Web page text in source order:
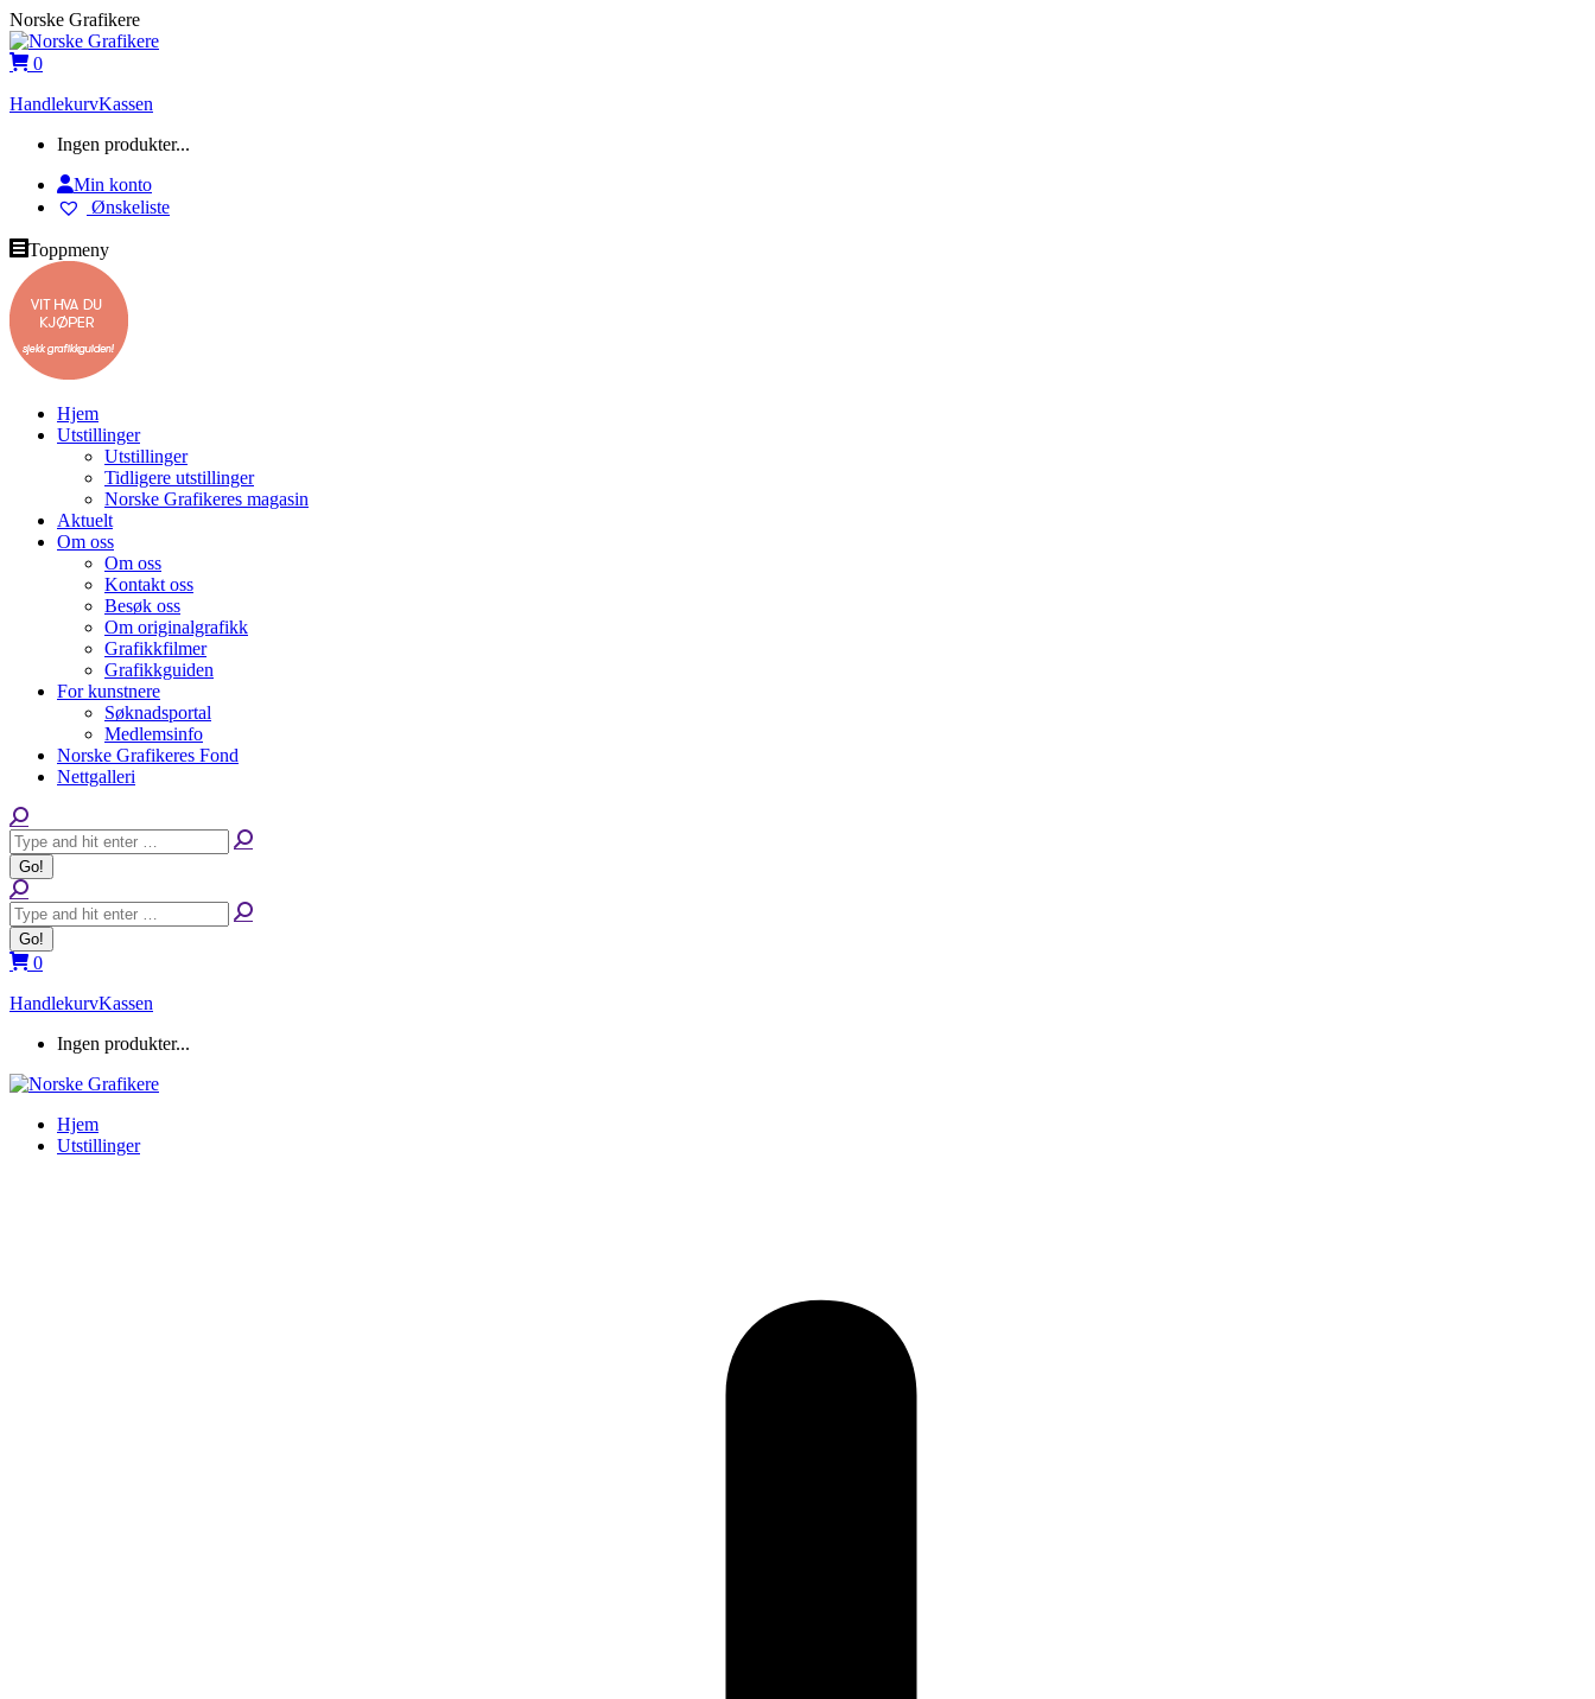
Skip
to
content
Norske Grafikere
0
HandlekurvKassen
Ingen produkter...
Min konto
Ønskeliste
Toppmeny
Hjem
Utstillinger
Utstillinger
Tidligere utstillinger
Norske Grafikeres magasin
Aktuelt
Om oss
Om oss
Kontakt oss
Besøk oss
Om originalgrafikk
Grafikkfilmer
Grafikkguiden
For kunstnere
Søknadsportal
Medlemsinfo
Norske Grafikeres Fond
Nettgalleri
Search:
Search:
0
HandlekurvKassen
Ingen produkter...
Hjem
Utstillinger